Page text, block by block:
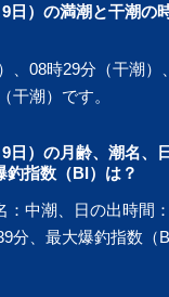
日）の満潮と干潮の
、08時29分（干潮）
干潮）です。
日）の月齢、潮名、
釣指数（BI）は？
：中潮、日の出時間
分、最大爆釣指数（